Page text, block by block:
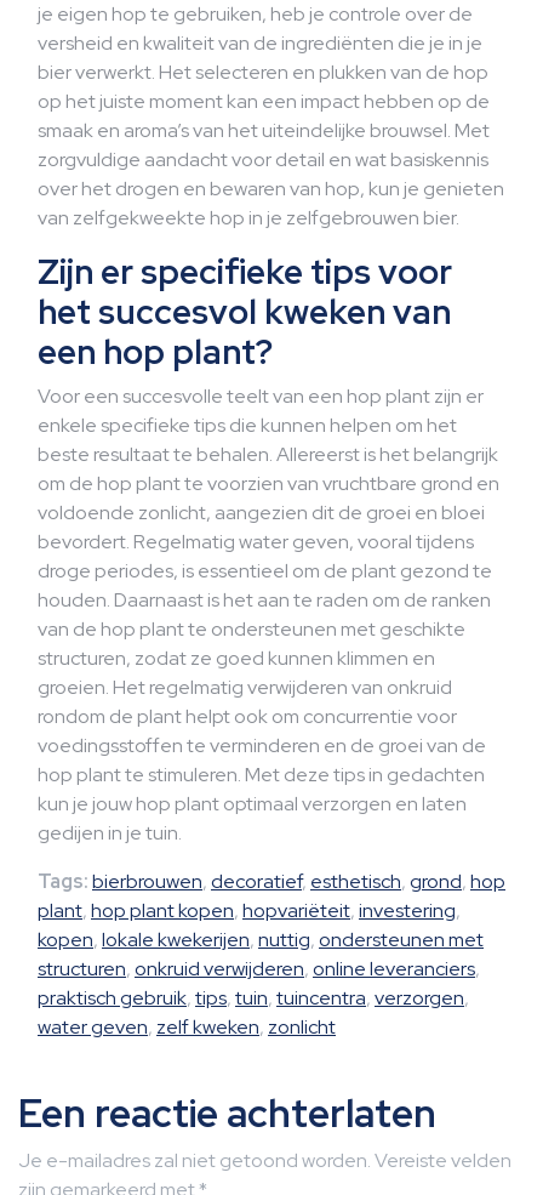
je eigen hop te gebruiken, heb je controle over de
versheid en kwaliteit van de ingrediënten die je in je
bier verwerkt. Het selecteren en plukken van de hop
op het juiste moment kan een impact hebben op de
smaak en aroma’s van het uiteindelijke brouwsel. Met
zorgvuldige aandacht voor detail en wat basiskennis
over het drogen en bewaren van hop, kun je genieten
van zelfgekweekte hop in je zelfgebrouwen bier.
Zijn er specifieke tips voor
het succesvol kweken van
een hop plant?
Voor een succesvolle teelt van een hop plant zijn er
enkele specifieke tips die kunnen helpen om het
beste resultaat te behalen. Allereerst is het belangrijk
om de hop plant te voorzien van vruchtbare grond en
voldoende zonlicht, aangezien dit de groei en bloei
bevordert. Regelmatig water geven, vooral tijdens
droge periodes, is essentieel om de plant gezond te
houden. Daarnaast is het aan te raden om de ranken
van de hop plant te ondersteunen met geschikte
structuren, zodat ze goed kunnen klimmen en
groeien. Het regelmatig verwijderen van onkruid
rondom de plant helpt ook om concurrentie voor
voedingsstoffen te verminderen en de groei van de
hop plant te stimuleren. Met deze tips in gedachten
kun je jouw hop plant optimaal verzorgen en laten
gedijen in je tuin.
Tags:bierbrouwen,decoratief, esthetisch,grond,hop
plant,hop plant kopen,hopvariëteit,investering,
kopen,lokale kwekerijen,nuttig,ondersteunen met
structuren,onkruid verwijderen,online leveranciers,
praktisch gebruik,tips,tuin,tuincentra,verzorgen,
water geven, zelf kweken, zonlicht
Een reactie achterlaten
Je e-mailadres zal niet getoond worden.Vereiste velden
zijn gemarkeerd met*